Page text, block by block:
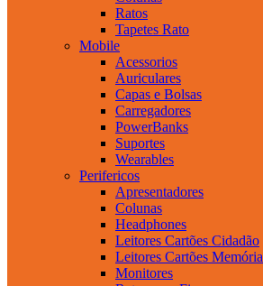
Ratos
Tapetes Rato
Mobile
Acessorios
Auriculares
Capas e Bolsas
Carregadores
PowerBanks
Suportes
Wearables
Perifericos
Apresentadores
Colunas
Headphones
Leitores Cartões Cidadão
Leitores Cartões Memória
Monitores